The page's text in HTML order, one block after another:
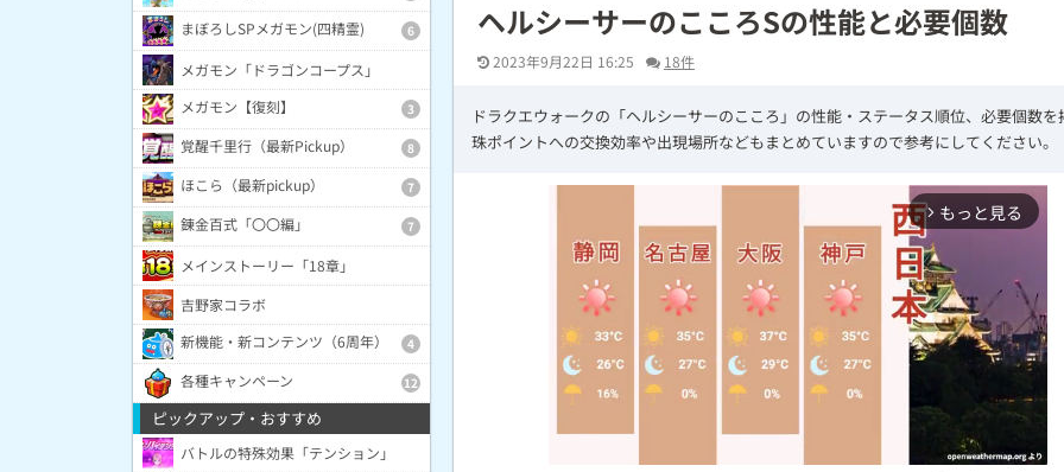
ヘルシーサーのこころSの性能と必要個数
2023年9月22日 16:25 18件
ドラクエウォークの「ヘルシーサーのこころ」の性能・ステータス順位、必要個数を
珠ポイントへの交換効率や出現場所などもまとめていますので参考にしてください。
arrow_forward_ios もっと見る
まぼろしSPメガモン(四精霊) 6
メガモン「ドラゴンコープス」
メガモン【復刻】
3
覚醒千里行（最新Pickup） 8
ほこら（最新pickup） 7
錬金百式「〇〇編」 7
メインストーリー「18章」
吉野家コラボ
新機能・新コンテンツ（6周年）
4
各種キャンペーン 12
ピックアップ・おすすめ
バトルの特殊効果「テンション」